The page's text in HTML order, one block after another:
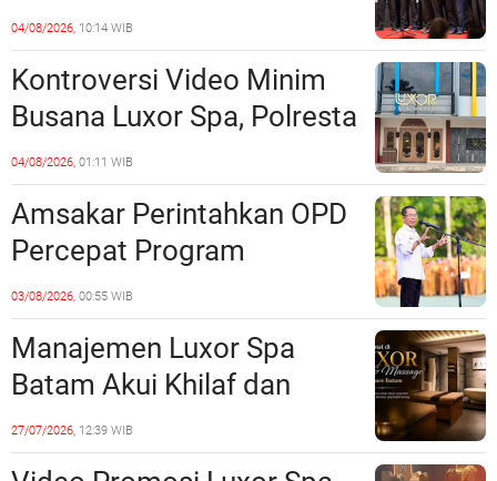
Perkuat Kerukunan dan
Sinergi dengan Pemko
Batam
04/08/2026, 10:14 WIB
Kontroversi Video Minim
Busana Luxor Spa, Polresta
Barelang Usut Tuntas
Unsur Pelanggaran Hukum
04/08/2026, 01:11 WIB
Amsakar Perintahkan OPD
Percepat Program
Prioritas, Targetkan
Realisasi Pembangunan
Lampaui 50 Persen
03/08/2026, 00:55 WIB
Manajemen Luxor Spa
Batam Akui Khilaf dan
Minta Maaf, Konten
Langsung Di-Takedown
27/07/2026, 12:39 WIB